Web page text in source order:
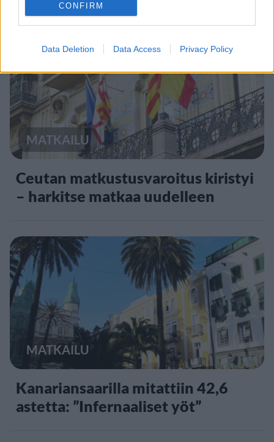
CONFIRM
Data Deletion Data Access Privacy Policy
MATKAILU
Ceutan matkustusvaroitus kiristyi
– harkitse matkaa uudelleen
MATKAILU
Kanariansaarilla mitattiin 42,6
astetta: ”Infernaaliset yöt”